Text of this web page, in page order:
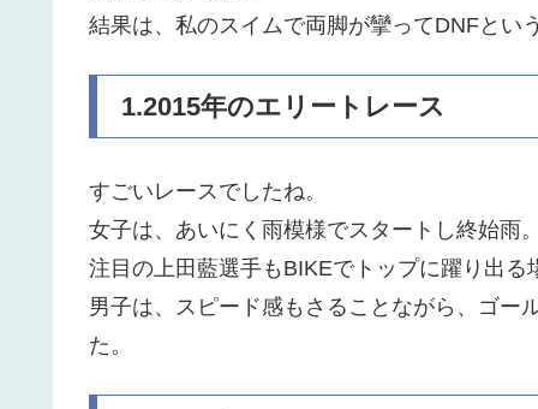
結果は、私のスイムで両脚が攣ってDNFとい
1.2015年のエリートレース
すごいレースでしたね。
女子は、あいにく雨模様でスタートし終始雨
注目の上田藍選手もBIKEでトップに躍り出
男子は、スピード感もさることながら、ゴー
た。